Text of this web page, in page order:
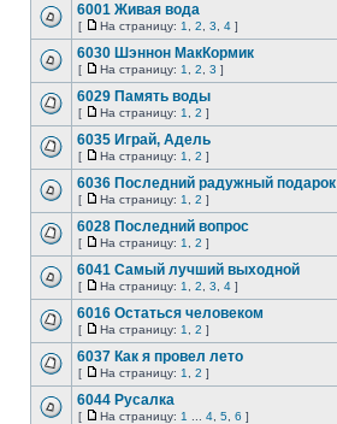
6001 Живая вода
[ На страницу: 1 2 3 4 ]
6030 Шэннон МакКормик
[ На страницу: 1 2 3 ]
6029 Память воды
[ На страницу: 1 2 ]
6035 Играй, Адель
[ На страницу: 1 2 ]
6036 Последний радужный подарок
[ На страницу: 1 2 ]
6028 Последний вопрос
[ На страницу: 1 2 ]
6041 Самый лучший выходной
[ На страницу: 1 2 3 4 ]
6016 Остаться человеком
[ На страницу: 1 2 ]
6037 Как я провел лето
[ На страницу: 1 2 ]
6044 Русалка
[ На страницу: 1 4 5 6 ]